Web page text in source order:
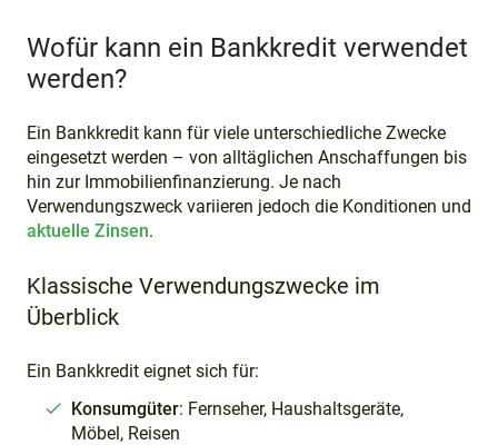
Wofür kann ein Bankkredit verwendet
werden?
Ein Bankkredit kann für viele unterschiedliche Zwecke
eingesetzt werden – von alltäglichen Anschaffungen bis
hin zur Immobilienfinanzierung. Je nach
Verwendungszweck variieren jedoch die Konditionen und
aktuelle Zinsen.
Klassische Verwendungszwecke im
Überblick
Ein Bankkredit eignet sich für:
Konsumgüter: Fernseher, Haushaltsgeräte,
Möbel, Reisen